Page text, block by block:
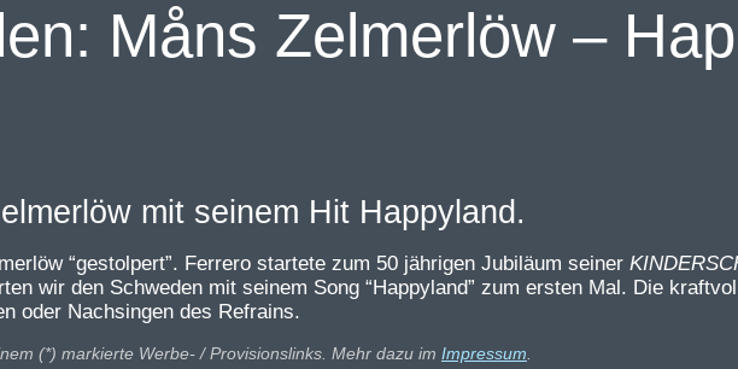
Måns Zelmerlöw –
“gestolpert”. Ferrero startete zum 50 jährigen Jubiläum seiner
wir den Schweden mit seinem Song “Happyland” zum ersten Mal. Die
oder Nachsingen des Refrains.
(*) markierte Werbe- / Provisionslinks. Mehr dazu im Impressum